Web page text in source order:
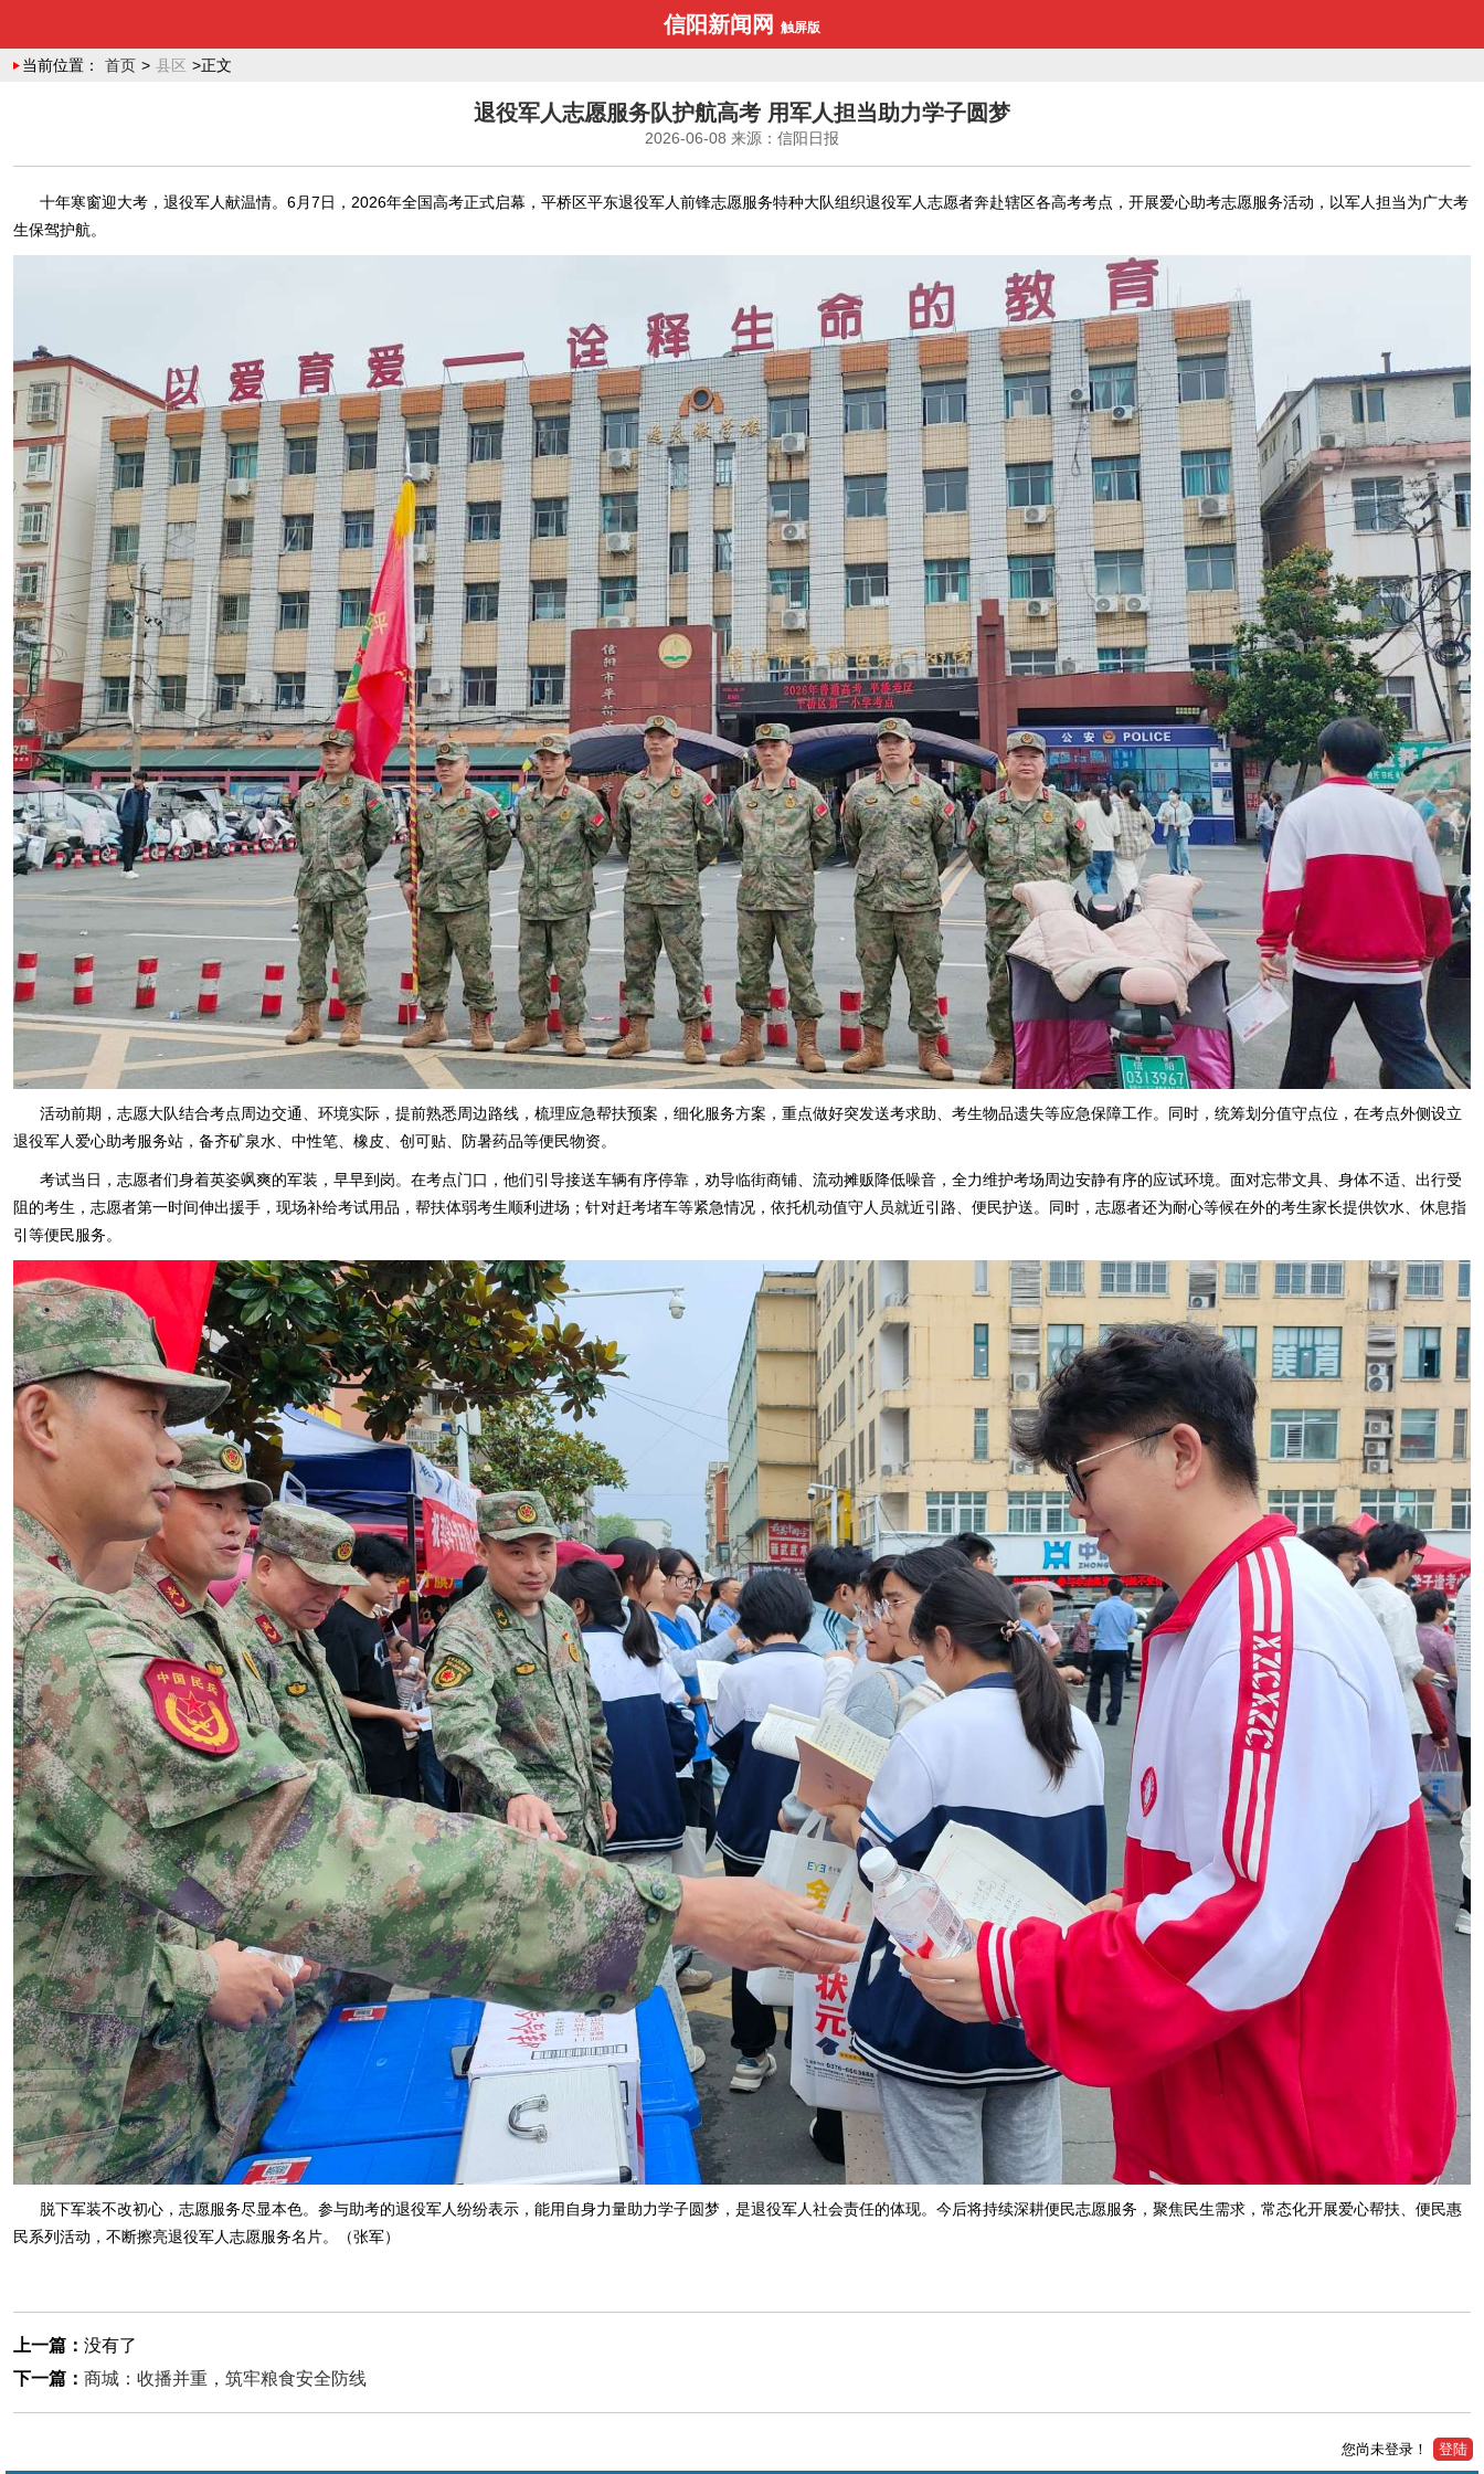
信阳新闻网 触屏版
当前位置： 首页 > 县区 >正文
退役军人志愿服务队护航高考 用军人担当助力学子圆梦
2026-06-08 来源：信阳日报
十年寒窗迎大考，退役军人献温情。6月7日，2026年全国高考正式启幕，平桥区平东退役军人前锋志愿服务特种大队组织退役军人志愿者奔赴辖区各高考考点，开展爱心助考志愿服务活动，以军人担当为广大考
生保驾护航。
活动前期，志愿大队结合考点周边交通、环境实际，提前熟悉周边路线，梳理应急帮扶预案，细化服务方案，重点做好突发送考求助、考生物品遗失等应急保障工作。同时，统筹划分值守点位，在考点外侧设立
退役军人爱心助考服务站，备齐矿泉水、中性笔、橡皮、创可贴、防暑药品等便民物资。
考试当日，志愿者们身着英姿飒爽的军装，早早到岗。在考点门口，他们引导接送车辆有序停靠，劝导临街商铺、流动摊贩降低噪音，全力维护考场周边安静有序的应试环境。面对忘带文具、身体不适、出行受
阻的考生，志愿者第一时间伸出援手，现场补给考试用品，帮扶体弱考生顺利进场；针对赶考堵车等紧急情况，依托机动值守人员就近引路、便民护送。同时，志愿者还为耐心等候在外的考生家长提供饮水、休息指
引等便民服务。
脱下军装不改初心，志愿服务尽显本色。参与助考的退役军人纷纷表示，能用自身力量助力学子圆梦，是退役军人社会责任的体现。今后将持续深耕便民志愿服务，聚焦民生需求，常态化开展爱心帮扶、便民惠
民系列活动，不断擦亮退役军人志愿服务名片。（张军）
上一篇： 没有了
下一篇： 商城：收播并重，筑牢粮食安全防线
您尚未登录！ 登陆